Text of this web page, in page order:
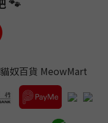
貓奴百貨 MeowMart